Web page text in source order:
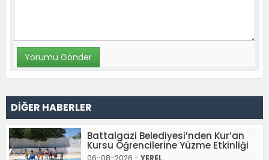
DİĞER HABERLER
Battalgazi Belediyesi’nden Kur’an
Kursu Öğrencilerine Yüzme Etkinliği
06-08-2026 - YEREL